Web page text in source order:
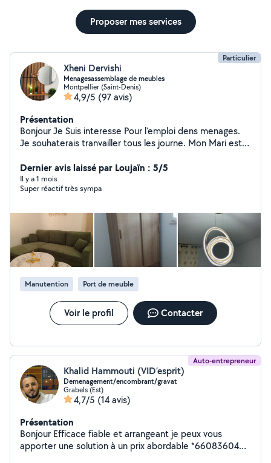
Proposer mes services
Particulier
Xheni Dervishi
Menagesassemblage de meubles
Montpellier (Saint-Denis)
4,9/5 (97 avis)
Présentation
Bonjour Je Suis interesse Pour l'emploi dens menages.
Je souhaterais tranvailler tous les journe. Mon Mari est
Dernier avis laissé par Loujaïn : 5/5
Il y a 1 mois
Super réactif très sympa
Manutention Port de meuble
Voir le profil Contacter
Auto-entrepreneur
Khalid Hammouti (VID’esprit)
Demenagement/encombrant/gravat
Grabels (Est)
4,7/5 (14 avis)
Présentation
Bonjour Efficace fiable et arrangeant je peux vous
apporter une solution à un prix abordable *660836040